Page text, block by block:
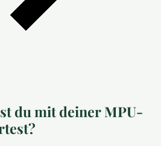
du mit deiner MPU-